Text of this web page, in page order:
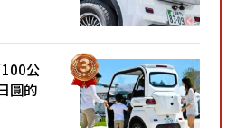
公
圓的
！ 順